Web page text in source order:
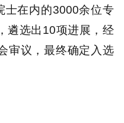
士在内的3000余位专
遴选出10项进展，经
审议，最终确定入选